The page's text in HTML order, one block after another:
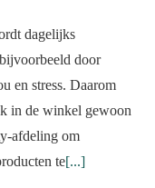
dagelijks
door
en stress. Daarom
in de winkel gewoon
afdeling om
te[...]